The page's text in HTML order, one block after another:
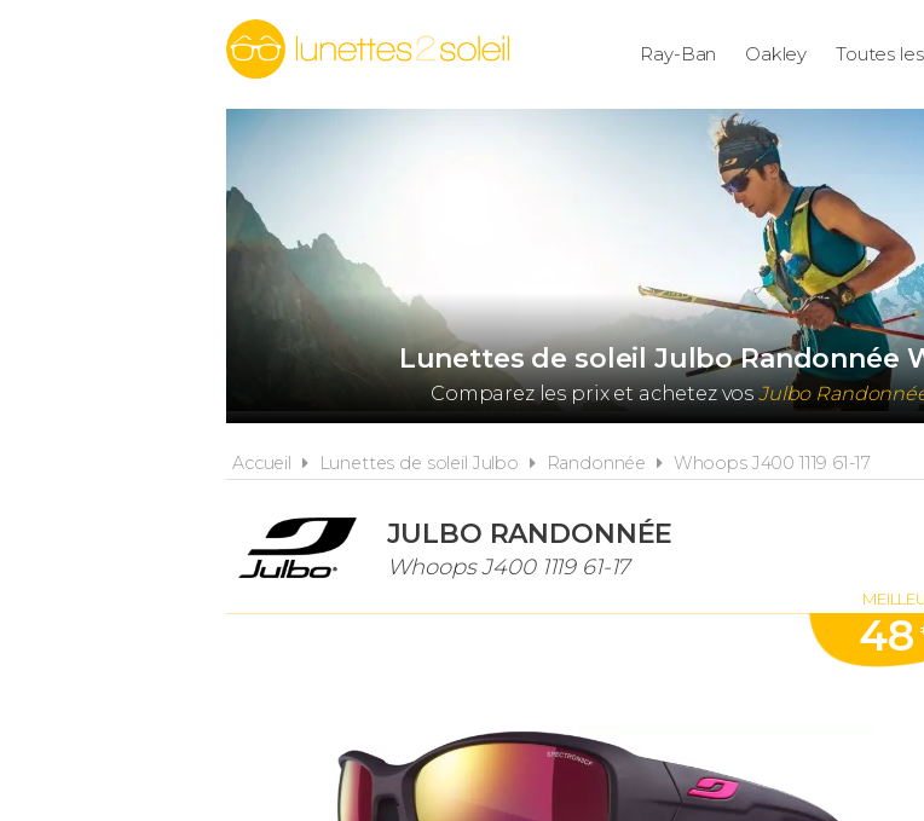
Ray-Ban Oakley Toutes
Lunettes de soleil Julbo Randonnée
Comparez les prix et achetez vosJulbo
Accueil Lunettes de soleil Julbo Randonnée Whoops J400 1119 61-17
JULBO RANDONNÉE
Whoops J400 1119 61-17
48